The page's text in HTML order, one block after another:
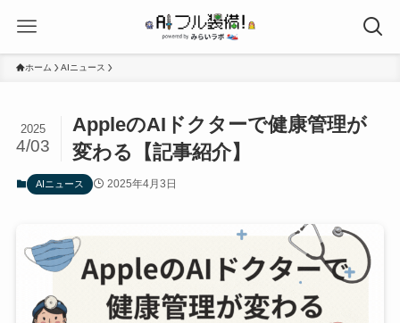
ホーム AIニュース
AppleのAIドクターで健康管理が
変わる【記事紹介】
2025
4/03
AIニュース 2025年4月3日